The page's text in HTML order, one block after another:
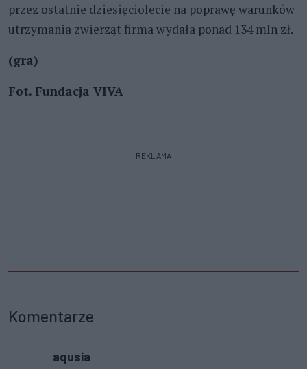
przez ostatnie dziesięciolecie na poprawę warunków
utrzymania zwierząt firma wydała ponad 134 mln zł.
(gra)
Fot. Fundacja VIVA
REKLAMA
Komentarze
aqusia